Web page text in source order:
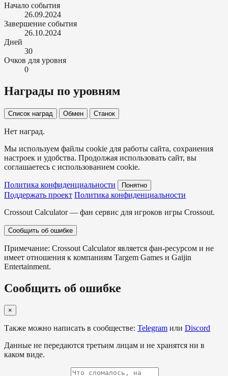
Начало события
26.09.2024
Завершение события
26.10.2024
Дней
30
Очков для уровня
0
Награды по уровням
Список наград Обмен Станок
Нет наград.
Мы используем файлы cookie для работы сайта, сохранения
настроек и удобства. Продолжая использовать сайт, вы
соглашаетесь с использованием cookie.
Политика конфиденциальности Понятно
Поддержать проект Политика конфиденциальности
Crossout Calculator — фан сервис для игроков игры Crossout.
Сообщить об ошибке
Примечание: Crossout Calculator является фан-ресурсом и не
имеет отношения к компаниям Targem Games и Gaijin
Entertainment.
Сообщить об ошибке
×
Также можно написать в сообществе: Telegram или Discord
Данные не передаются третьим лицам и не хранятся ни в
каком виде.